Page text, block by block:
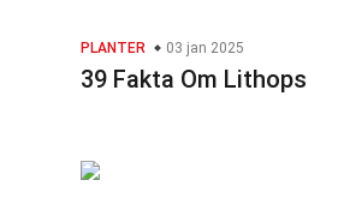
PLANTER 03 jan 2025
39 Fakta Om Lithops